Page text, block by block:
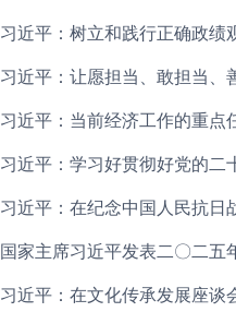
习近平：树立和践行正确政绩
习近平：让愿担当、敢担当、
习近平：当前经济工作的重点
习近平：学习好贯彻好党的二
习近平：在纪念中国人民抗日
国家主席习近平发表二〇二五
习近平：在文化传承发展座谈